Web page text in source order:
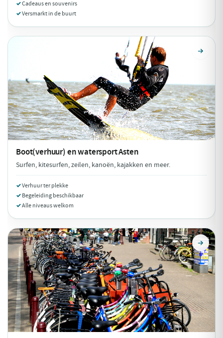
Cadeaus en souvenirs
Versmarkt in de buurt
Boot(verhuur) en watersportAsten
Surfen, kitesurfen, zeilen, kanoën, kajakken en meer.
Verhuur ter plekke
Begeleiding beschikbaar
Alle niveaus welkom